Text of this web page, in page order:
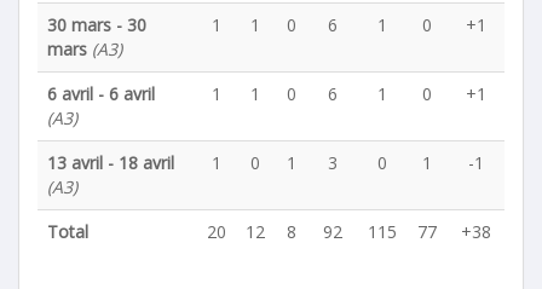
30 mars - 30
mars (A3)
1 1 0 6 1 0 +1
6 avril - 6 avril
(A3)
1 1 0 6 1 0 +1
13 avril - 18 avril
(A3)
1 0 1 3 0 1 -1
Total 20 12 8 92 115 77 +38